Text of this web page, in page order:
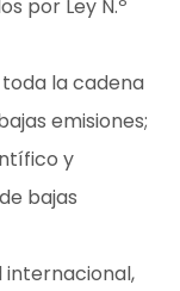
por Ley N.º
la cadena
emisiones;
y
bajas